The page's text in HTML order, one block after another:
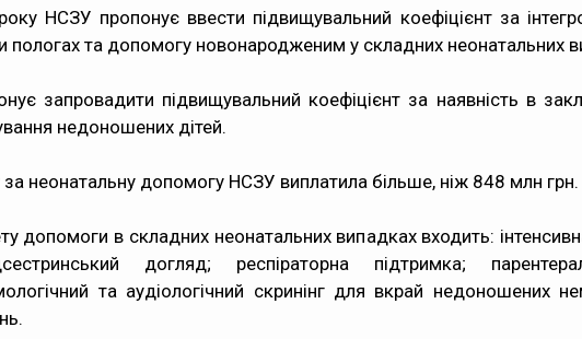
НСЗУ пропонує ввести підвищувальний коефіцієнт за
пологах та допомогу новонародженим у складних неонатальних
запровадити підвищувальний коефіцієнт за наявність в
недоношених дітей.
за неонатальну допомогу НСЗУ виплатила більше, ніж 848 млн грн.
допомоги в складних неонатальних випадках входить:
догляд; респіраторна підтримка;
та аудіологічний скринінг для вкрай недоношених